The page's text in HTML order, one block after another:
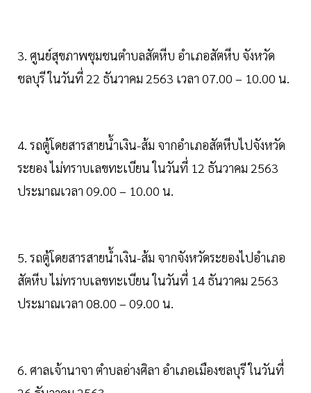
3. ศูนย์สุขภาพชุมชนตำบลสัตหีบ อำเภอสัตหีบ จังหวัด
ชลบุรี ในวันที่ 22 ธันวาคม 2563 เวลา 07.00 – 10.00 น.
4. รถตู้โดยสารสายน้ำเงิน-ส้ม จากอำเภอสัตหีบไปจังหวัด
ระยอง ไม่ทราบเลขทะเบียน ในวันที่ 12 ธันวาคม 2563
ประมาณเวลา 09.00 – 10.00 น.
5. รถตู้โดยสารสายน้ำเงิน-ส้ม จากจังหวัดระยองไปอำเภอ
สัตหีบ ไม่ทราบเลขทะเบียน ในวันที่ 14 ธันวาคม 2563
ประมาณเวลา 08.00 – 09.00 น.
6. ศาลเจ้านาจา ตำบลอ่างศิลา อำเภอเมืองชลบุรี ในวันที่